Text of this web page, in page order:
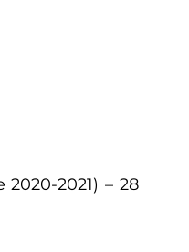
2021) – 28